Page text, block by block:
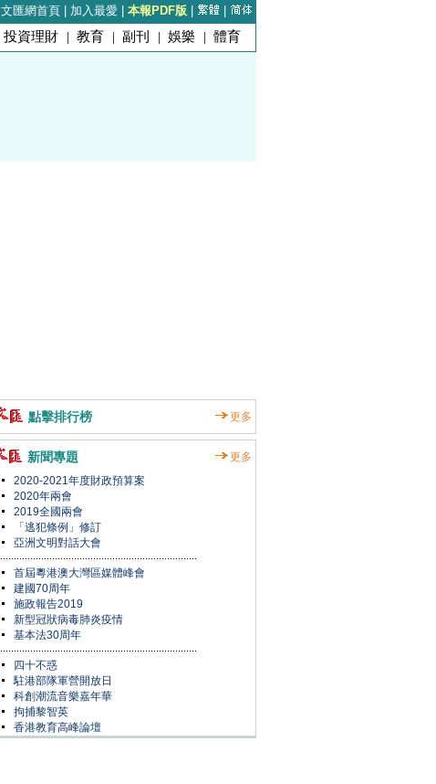
文匯網首頁 加入最愛 本報PDF版
投資理財 | 教育 | 副刊 | 娛樂 | 體育
點擊排行榜 更多
新聞專題
更多
2020-2021年度財政預算案
2020年兩會
2019全國兩會
「逃犯條例」修訂
亞洲文明對話大會
首屆粵港澳大灣區媒體峰會
建國70周年
施政報告2019
新型冠狀病毒肺炎疫情
基本法30周年
四十不惑
駐港部隊軍營開放日
科創潮流音樂嘉年華
拘捕黎智英
香港教育高峰論壇